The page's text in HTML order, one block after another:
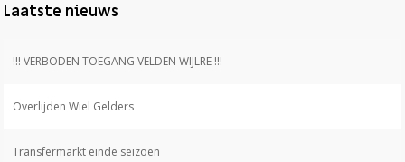
Laatste nieuws
!!! VERBODEN TOEGANG VELDEN WIJLRE !!!
Overlijden Wiel Gelders
Transfermarkt einde seizoen